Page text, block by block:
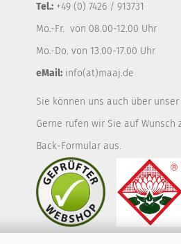
Tel.: +49 (0) 7426 / 913731
Mo.-Fr. von 08.00-12.00 Uhr
Mo.-Do. von 13.00-17.00 Uhr
eMail: info(at)maaj.de
Sie können uns auch über unser
Gerne rufen wir Sie auf
Back-Formular aus.